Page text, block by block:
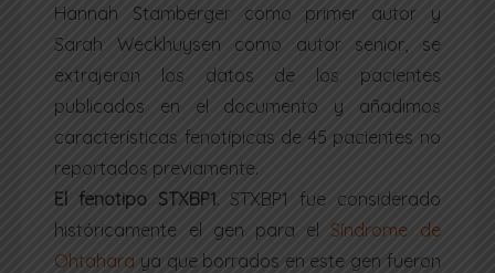
Hannah Stamberger como primer autor y
Sarah Weckhuysen como autor senior, se
extrajeron los datos de los pacientes
publicados en el documento y añadimos
características fenotípicas de 45 pacientes no
reportados previamente.
El fenotipo STXBP1. STXBP1 fue considerado
históricamente el gen para elSíndrome de
Ohtahara ya que borrados en este gen fueron